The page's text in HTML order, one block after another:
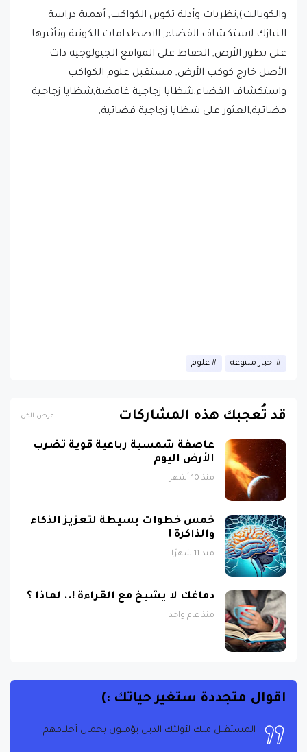
النيازك لاستكشاف الفضاء, الاصطدامات الكونية وتأثيرها
على تطور الأرض, الحفاظ على المواقع الجيولوجية ذات
الأصل خارج كوكب الأرض, مستقبل علوم الكواكب
واستكشاف الفضاء,شظايا زجاجية غامضة,شظايا زجاجية
فضائية,العثور على شظايا زجاجية فضائية,
عاصفة شمسية رباعية قوية تضرب
الأرض اليوم
منذ 10 أشهر
والذاكرة !
منذ 11 شهرًا
منذ عام واحد
اقوال متجددة ستغير حياتك :)
المستقبل ملك لأولئك الذين يؤمنون بجمال أحلامهم.
إليانور روزفلت